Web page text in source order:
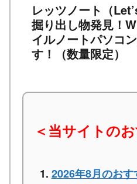
レッツノート（
掘り出し物発見！
イルノートパソコ
す！（数量限定）
＜当サイトの
2026年8月のお